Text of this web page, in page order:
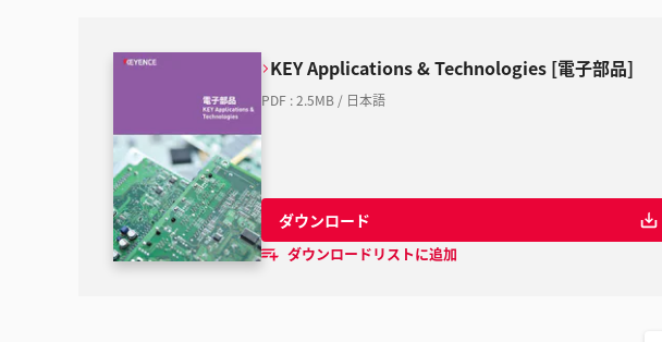
KEY Applications & Technologies [電子部品]
PDF :2.5MB / 日本語
ダウンロード
ダウンロードリストに追加